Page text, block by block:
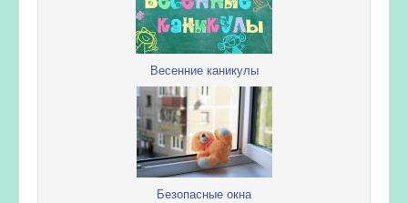
Весенние каникулы
Безопасные окна